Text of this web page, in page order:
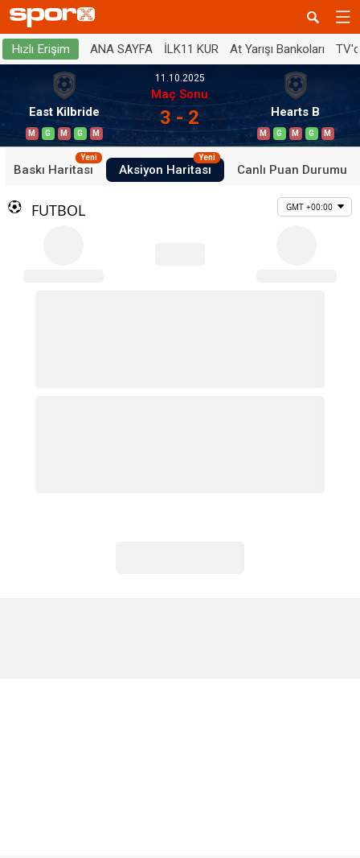
Hızlı Erişim ANA SAYFA İLK11 KUR At Yarışı Bankoları
East Kilbride
M G M G M
11.10.2025
Maç Sonu
3 - 2 Hearts B
M G M G M
Baskı Haritası
Yeni
Aksiyon Haritası
Yeni
Canlı Puan Durumu
FUTBOL GMT +00:00